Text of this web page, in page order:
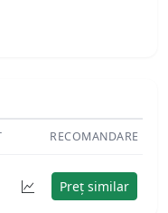
RECOMANDARE
Preț similar